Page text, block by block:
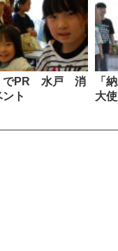
でPR 水戸 消
ト
「
大